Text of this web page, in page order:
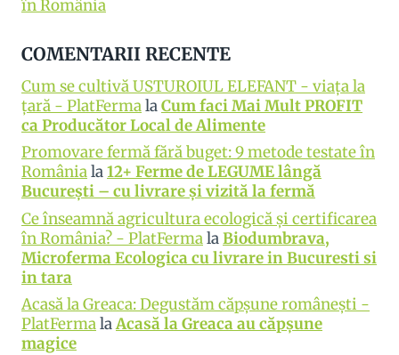
în România
COMENTARII RECENTE
Cum se cultivă USTUROIUL ELEFANT - viața la
țară - PlatFermalaCum faci Mai Mult PROFIT
ca Producător Local de Alimente
Promovare fermă fără buget: 9 metode testate în
Româniala12+ Ferme de LEGUME lângă
București – cu livrare și vizită la fermă
Ce înseamnă agricultura ecologică și certificarea
în România? - PlatFermalaBiodumbrava,
Microferma Ecologica cu livrare in Bucuresti si
in tara
Acasă la Greaca: Degustăm căpșune românești -
PlatFermalaAcasă la Greaca au căpșune
magice